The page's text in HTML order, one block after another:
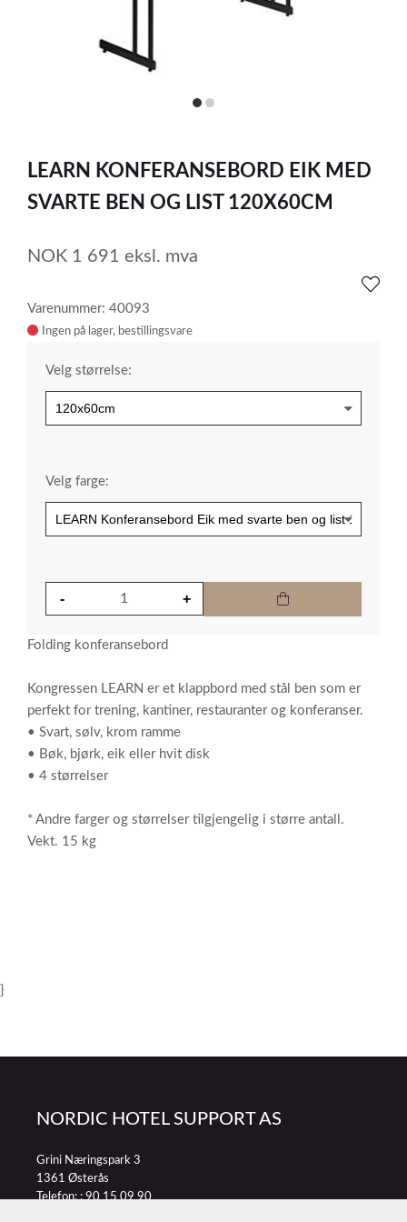
itemitem
of
2
LEARN KONFERANSEBORD EIK MED
SVARTE BEN OG LIST 120X60CM
NOK 1 691 eksl. mva
Varenummer: 40093
Ingen på lager
Velg størrelse:
Velg farge:
Folding konferansebord
Kongressen LEARN er et klappbord med stål ben som er
perfekt for trening, kantiner, restauranter og konferanser.
• Svart, sølv, krom ramme
• Bøk, bjørk, eik eller hvit disk
• 4 størrelser
* Andre farger og størrelser tilgjengelig i større antall.
Vekt. 15 kg
}
NORDIC HOTEL SUPPORT AS
Grini Næringspark 3
1361 Østerås
Telefon: :90 15 09 90